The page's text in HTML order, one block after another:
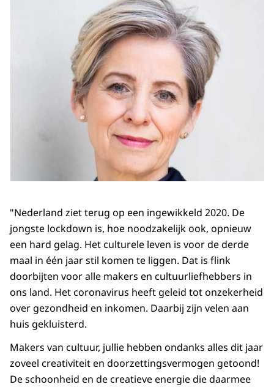
"Nederland ziet terug op een ingewikkeld 2020. De
jongste lockdown is, hoe noodzakelijk ook, opnieuw
een hard gelag. Het culturele leven is voor de derde
maal in één jaar stil komen te liggen. Dat is flink
doorbijten voor alle makers en cultuurliefhebbers in
ons land. Het coronavirus heeft geleid tot onzekerheid
over gezondheid en inkomen. Daarbij zijn velen aan
huis gekluisterd.
Makers van cultuur, jullie hebben ondanks alles dit jaar
zoveel creativiteit en doorzettingsvermogen getoond!
De schoonheid en de creatieve energie die daarmee